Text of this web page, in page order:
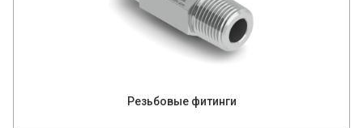
Резьбовые фитинги